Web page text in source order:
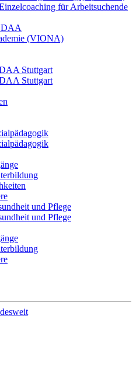
für Arbeitsuchende
DAA
(VIONA)
Stuttgart
Stuttgart
und Pflege
und Pflege